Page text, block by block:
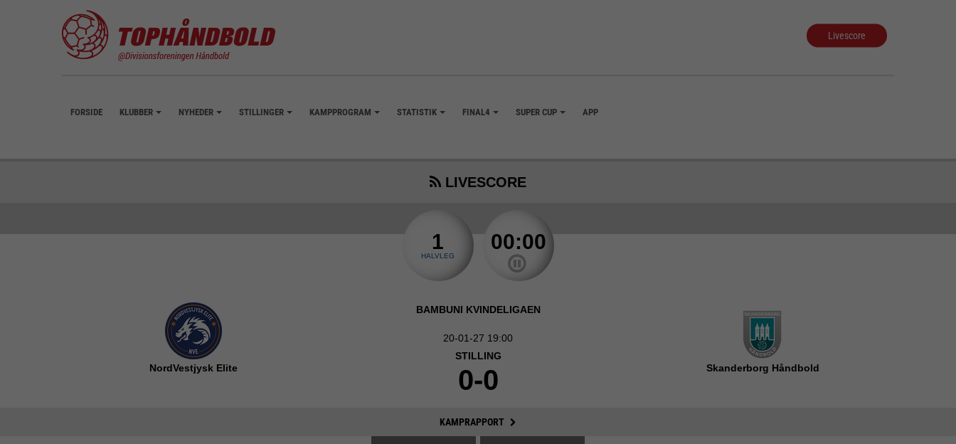
Livescore
FORSIDE KLUBBER NYHEDER STILLINGER KAMPPROGRAM STATISTIK FINAL4 SUPER CUP APP
LIVESCORE
1
HALVLEG
00:00
NordVestjysk Elite
BAMBUNI KVINDELIGAEN
20-01-27 19:00
STILLING
0-0 Skanderborg Håndbold
KAMPRAPPORT